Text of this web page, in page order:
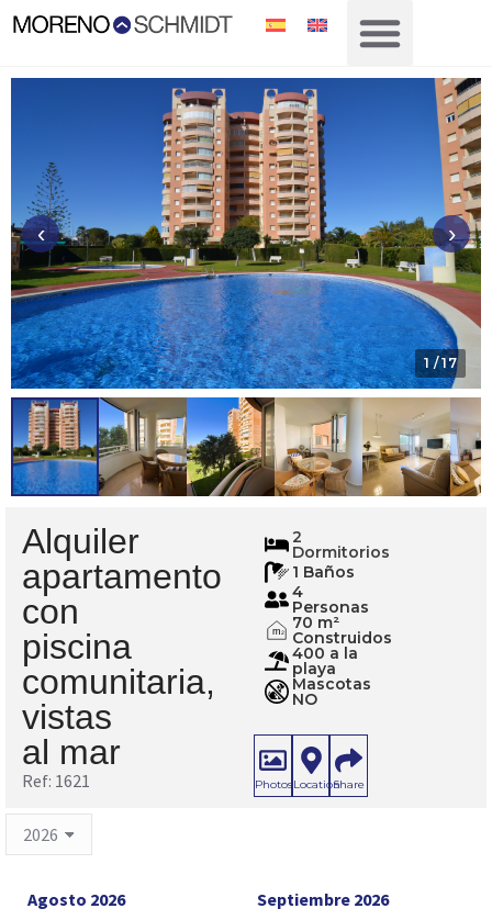
‹ ›
1 / 17
Alquiler
apartamento
con
piscina
comunitaria,
vistas
al mar
Ref: 1621
2
Dormitorios
1 Baños
4
Personas
m2
70 m²
Construidos
400 a la
playa
Mascotas
NO
Photos LocationShare
Agosto 2026 Septiembre 2026